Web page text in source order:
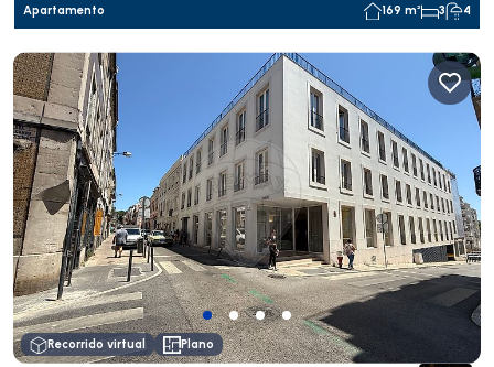
Apartamento 169 m² 3 4
Recorrido virtual Plano